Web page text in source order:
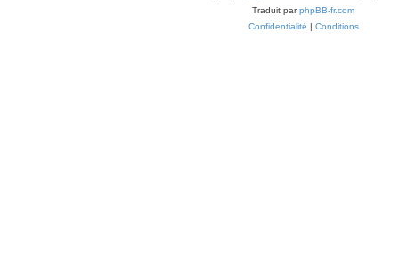
Traduit parphpBB-fr.com
Confidentialité | Conditions